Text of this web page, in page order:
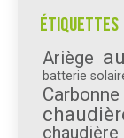
Étiquettes
Ariège
batterie
Carbonne